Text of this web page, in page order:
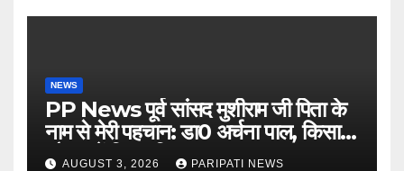
NEWS
PP News पूर्व सांसद मुशीराम जी पिता के
नाम से मेरी पहचान: डा0 अर्चना पाल, किसान
चौपाल में दिया परिचय
AUGUST 3, 2026 PARIPATI NEWS